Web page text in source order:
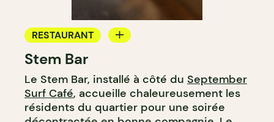
RESTAURANT
BAR
BAR À VIN
CAVISTE
Stem Bar
Le Stem Bar, installé à côté du September
Surf Café, accueille chaleureusement les
résidents du quartier pour une soirée